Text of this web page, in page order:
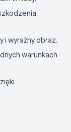
i wyraźny obraz.
warunkach